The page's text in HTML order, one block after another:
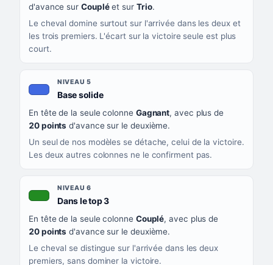
d'avance sur Coupléet sur Trio.
Le cheval domine surtout sur l'arrivée dans les deux et
les trois premiers. L'écart sur la victoire seule est plus
court.
NIVEAU 5
Base solide, couleur bleu roi
En tête de la seule colonne Gagnant, avec plus de
20 points d'avance sur le deuxième.
Un seul de nos modèles se détache, celui de la victoire.
Les deux autres colonnes ne le confirment pas.
NIVEAU 6
Dans le top 3, couleur verte
En tête de la seule colonne Couplé, avec plus de
20 points d'avance sur le deuxième.
Le cheval se distingue sur l'arrivée dans les deux
premiers, sans dominer la victoire.